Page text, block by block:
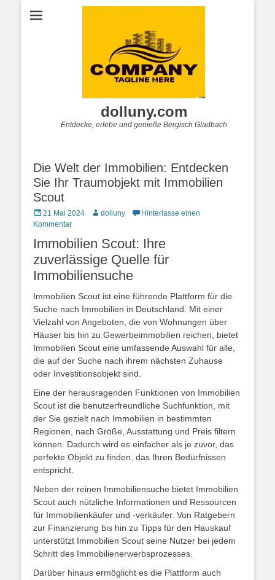
dolluny.com
Entdecke, erlebe und genieße Bergisch Gladbach
Die Welt der Immobilien: Entdecken
Sie Ihr Traumobjekt mit Immobilien
Scout
Posted
on
21 Mai 2024 Autordolluny
Hinterlasse einen
Kommentar
Immobilien Scout: Ihre
zuverlässige Quelle für
Immobiliensuche
Immobilien Scout ist eine führende Plattform für die
Suche nach Immobilien in Deutschland. Mit einer
Vielzahl von Angeboten, die von Wohnungen über
Häuser bis hin zu Gewerbeimmobilien reichen, bietet
Immobilien Scout eine umfassende Auswahl für alle,
die auf der Suche nach ihrem nächsten Zuhause
oder Investitionsobjekt sind.
Eine der herausragenden Funktionen von Immobilien
Scout ist die benutzerfreundliche Suchfunktion, mit
der Sie gezielt nach Immobilien in bestimmten
Regionen, nach Größe, Ausstattung und Preis filtern
können. Dadurch wird es einfacher als je zuvor, das
perfekte Objekt zu finden, das Ihren Bedürfnissen
entspricht.
Neben der reinen Immobiliensuche bietet Immobilien
Scout auch nützliche Informationen und Ressourcen
für Immobilienkäufer und -verkäufer. Von Ratgebern
zur Finanzierung bis hin zu Tipps für den Hauskauf
unterstützt Immobilien Scout seine Nutzer bei jedem
Schritt des Immobilienerwerbsprozesses.
Darüber hinaus ermöglicht es die Plattform auch